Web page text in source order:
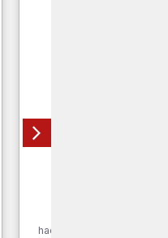
CAMPANA CENTRAL
haciendo clic en el botón